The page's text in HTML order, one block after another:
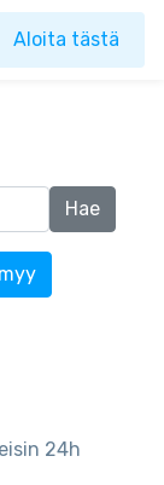
Aloita tästä
24h